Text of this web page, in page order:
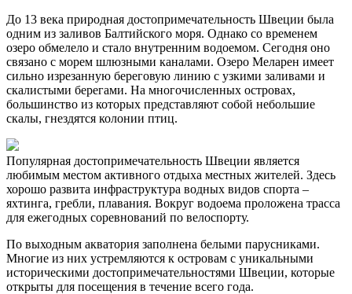
До 13 века природная достопримечательность Швеции была
одним из заливов Балтийского моря. Однако со временем
озеро обмелело и стало внутренним водоемом. Сегодня оно
связано с морем шлюзными каналами. Озеро Меларен имеет
сильно изрезанную береговую линию с узкими заливами и
скалистыми берегами. На многочисленных островах,
большинство из которых представляют собой небольшие
скалы, гнездятся колонии птиц.
Популярная достопримечательность Швеции является
любимым местом активного отдыха местных жителей. Здесь
хорошо развита инфраструктура водных видов спорта –
яхтинга, гребли, плавания. Вокруг водоема проложена трасса
для ежегодных соревнований по велоспорту.
По выходным акватория заполнена белыми парусниками.
Многие из них устремляются к островам с уникальными
историческими достопримечательностями Швеции, которые
открыты для посещения в течение всего года.